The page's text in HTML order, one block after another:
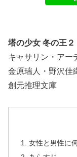
塔の少女 冬の王２
キャサリン・アー
金原瑞人・野沢佳
創元推理文庫
女性と男性に